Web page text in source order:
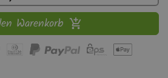
Warenkorb